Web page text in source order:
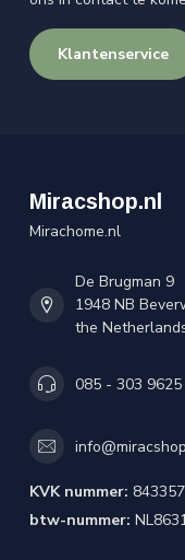
Klantenservice
Miracshop.nl
Mirachome.nl
De Brugman 9
1948 NB
the
085 - 303 9625
KVK nummer:
btw-nummer: